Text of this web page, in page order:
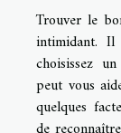
Trouver le
intimidant.
choisissez
peut vous
quelques